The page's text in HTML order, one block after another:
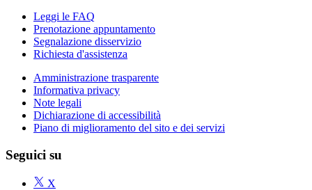
Leggi le FAQ
Prenotazione appuntamento
Segnalazione disservizio
Richiesta d'assistenza
Amministrazione trasparente
Informativa privacy
Note legali
Dichiarazione di accessibilità
Piano di miglioramento del sito e dei servizi
Seguici su
X